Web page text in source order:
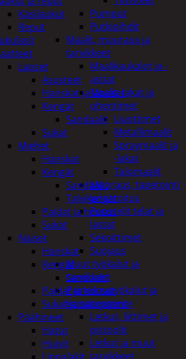
Pumput
Putkipihdit
Maalit, muuraus ja
tarvikkeet
Maalikaukalot ja -
astiat
Maalit, lakat ja
ohentimet
Liuottimet
Metallimaalit
Spraymaalit ja
-lakat
Talomaalit
Muuraus, tapetointi
ja laatoitus
Pensselit telat ja
lastat
Sekoittimet
Suojaus
Muut työkalut ja
tarvikkeet
Paineilmatyökalut ja
kompressorit
Letkut, liittimet ja
pistoolit
Letkut ja muut
tarvikkeet
Käsilaukut
Reput
Lapset
Asusteet
Hanskat ja lapaset
Kengät
Sandaalit
Sukat
Miehet
Hanskat
Kengät
Sandaalit
Talvikengät
Paidat ja housut
Sukat
Naiset
Hanskat
Kengät
Sandaalit
Paidat ja housut
Sukat ja säärystimet
Päähineet
Hatut
Huivit